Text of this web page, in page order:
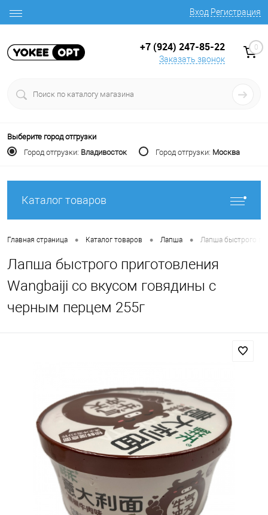
Вход Регистрация
+7 (924) 247-85-22
Заказать звонок
0
Выберите город отгрузки
Город отгрузки: Владивосток Город отгрузки: Москва
Каталог товаров
Главная страница • Каталог товаров • Лапша • Лапша быстрого
Лапша быстрого приготовления
Wangbaiji со вкусом говядины с
черным перцем 255г